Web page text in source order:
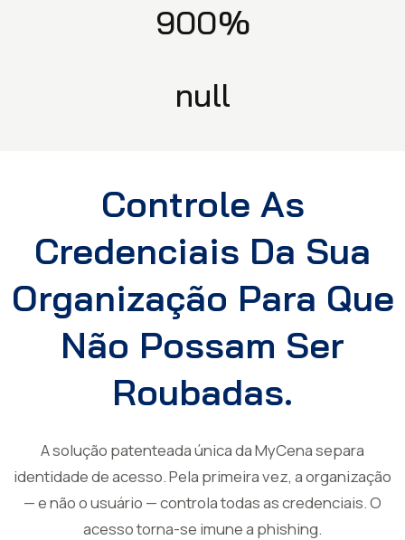
900%
null
Controle As
Credenciais Da Sua
Organização Para Que
Não Possam Ser
Roubadas.
A solução patenteada única da MyCena separa
identidade de acesso. Pela primeira vez, a organização
— e não o usuário — controla todas as credenciais. O
acesso torna-se imune a phishing.